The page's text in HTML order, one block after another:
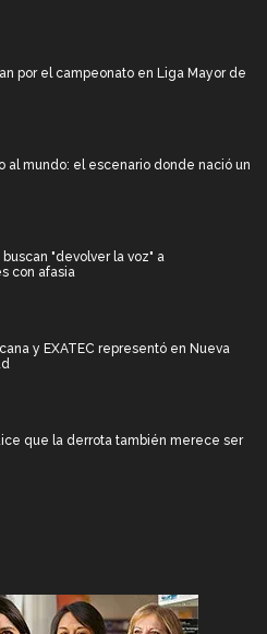
por el campeonato en Liga Mayor de
al mundo: el escenario donde nació un
"devolver la voz" a
con afasia
y EXATEC representó en Nueva
que la derrota también merece ser